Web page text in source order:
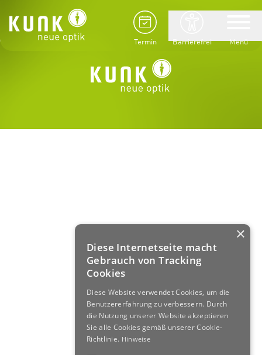
Termin Barrierefrei Menü
×
Diese Internetseite macht
Gebrauch von Tracking
Cookies
Diese Website verwendet Cookies, um die
Benutzererfahrung zu verbessern. Durch
die Nutzung unserer Website akzeptieren
Sie alle Cookies gemäß unserer Cookie-
Richtlinie. Hinweise